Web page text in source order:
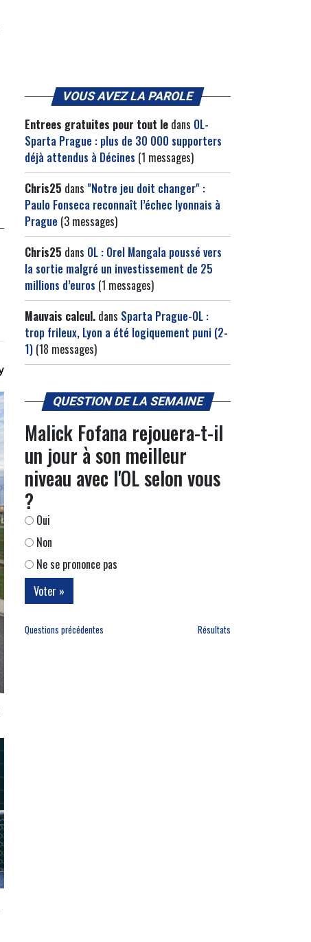
VOUS AVEZ LA PAROLE
Entrees gratuites pour tout le dans OL-
Sparta Prague : plus de 30 000 supporters
déjà attendus à Décines (1 messages)
Chris25 dans "Notre jeu doit changer" :
Paulo Fonseca reconnaît l’échec lyonnais à
Prague (3 messages)
Chris25 dans OL : Orel Mangala poussé vers
la sortie malgré un investissement de 25
millions d’euros (1 messages)
Mauvais calcul. dans Sparta Prague-OL :
trop frileux, Lyon a été logiquement puni (2-
1) (18 messages)
QUESTION DE LA SEMAINE
Malick Fofana rejouera-t-il
un jour à son meilleur
niveau avec l'OL selon vous
?
Oui
Non
Ne se prononce pas
Questions précédentes Résultats